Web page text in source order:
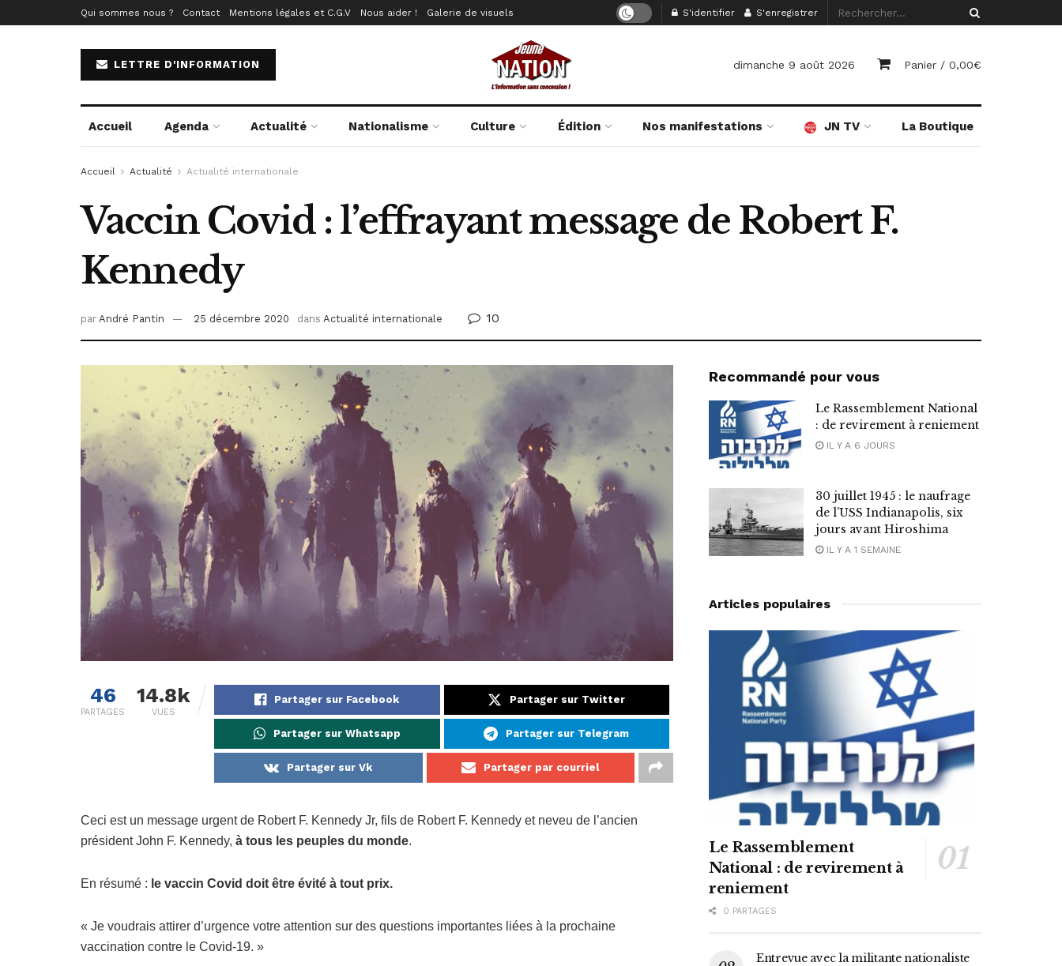
Qui sommes nous ? Contact Mentions légales et C.G.V Nous aider ! Galerie de visuels S'identifier S'enregistrer
LETTRE D'INFORMATION dimanche 9 août 2026 Panier / 0,00€
Accueil Agenda Actualité Nationalisme Culture Édition Nos manifestations JN TV La Boutique
Accueil Actualité Actualité internationale
Vaccin Covid : l’effrayant message de Robert F.
Kennedy
par André Pantin 25 décembre 2020 dans Actualité internationale 10
46
PARTAGES
14.8k
VUES
Partager sur Facebook Partager sur Twitter
Partager sur Whatsapp Partager sur Telegram
Partager sur Vk Partager par courriel
Ceci est un message urgent de Robert F. Kennedy Jr, fils de Robert F. Kennedy et neveu de l’ancien
président John F. Kennedy, à tous les peuples du monde.
En résumé : le vaccin Covid doit être évité à tout prix.
« Je voudrais attirer d’urgence votre attention sur des questions importantes liées à la prochaine
vaccination contre le Covid-19. »
Recommandé pour vous
Le Rassemblement National
: de revirement à reniement
IL Y A 6 JOURS
30 juillet 1945 : le naufrage
de l’USS Indianapolis, six
jours avant Hiroshima
IL Y A 1 SEMAINE
Articles populaires
Le Rassemblement
National : de revirement à
reniement
0 PARTAGES
Entrevue avec la militante nationaliste